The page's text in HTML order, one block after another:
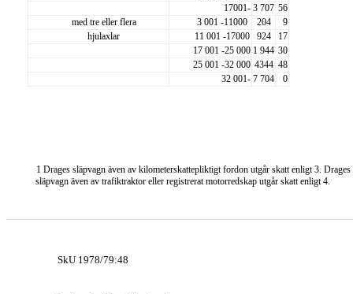
17001- 3 707 56
med tre eller flera
3 001 -11000 204
9
hjulaxlar
11 001 -17000 924
17
17 001 -25 000 1 944 30
25 001 -32 000 4344 48
32 001- 7 704 0
1 Drages släpvagn även av kilometerskattepliktigt fordon utgår skatt enligt 3. Drages
släpvagn även av trafiktraktor eller registrerat motorredskap utgår skatt enligt 4.
SkU 1978/79:48